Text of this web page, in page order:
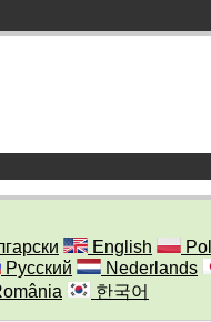
English
Русский
Nederlands
한국어